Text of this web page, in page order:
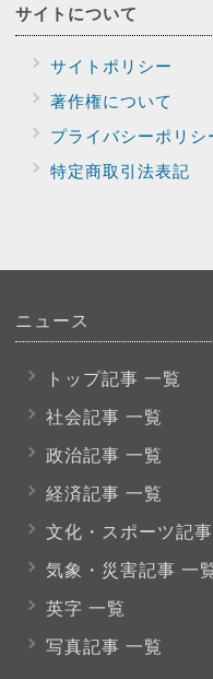
サイトについて
サイトポリシー
著作権について
プライバシーポリシ
特定商取引法表記
ニュース
トップ記事 一覧
社会記事 一覧
政治記事 一覧
経済記事 一覧
文化・スポーツ記
気象・災害記事 一
英字 一覧
写真記事 一覧